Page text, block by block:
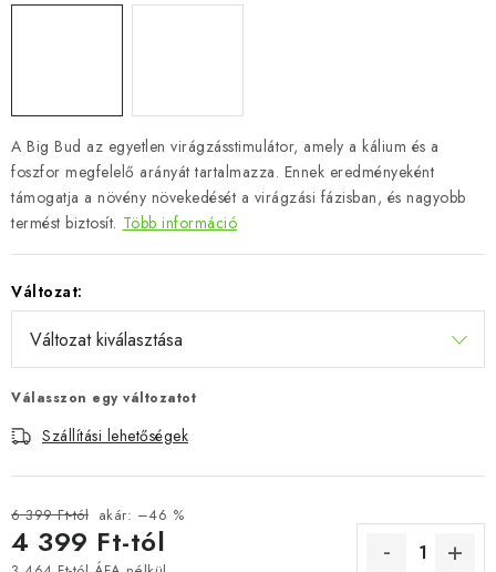
A Big Bud az egyetlen virágzásstimulátor, amely a kálium és a
foszfor megfelelő arányát tartalmazza. Ennek eredményeként
támogatja a növény növekedését a virágzási fázisban, és nagyobb
termést biztosít. Több információ
Változat:
Válasszon egy változatot
Szállítási lehetőségek
6 399 Ft-tól akár: –46 %
4 399 Ft-tól